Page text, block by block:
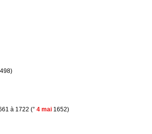
à 1722 (° 4 mai1652)